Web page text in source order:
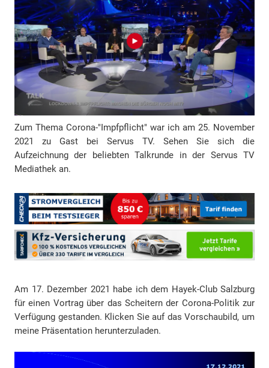
d
r
e
s
s
Zum Thema Corona-"Impfpflicht" war ich am 25. November
2021 zu Gast bei Servus TV. Sehen Sie sich die
Aufzeichnung der beliebten Talkrunde in der Servus TV
Mediathek an.
Am 17. Dezember 2021 habe ich dem Hayek-Club Salzburg
für einen Vortrag über das Scheitern der Corona-Politik zur
Verfügung gestanden. Klicken Sie auf das Vorschaubild, um
meine Präsentation herunterzuladen.